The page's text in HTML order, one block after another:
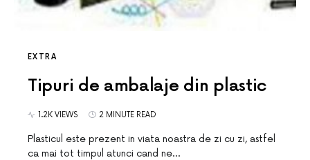
EXTRA
Tipuri de ambalaje din plastic
1.2K VIEWS 2 MINUTE READ
Plasticul este prezent in viata noastra de zi cu zi, astfel
ca mai tot timpul atunci cand ne…